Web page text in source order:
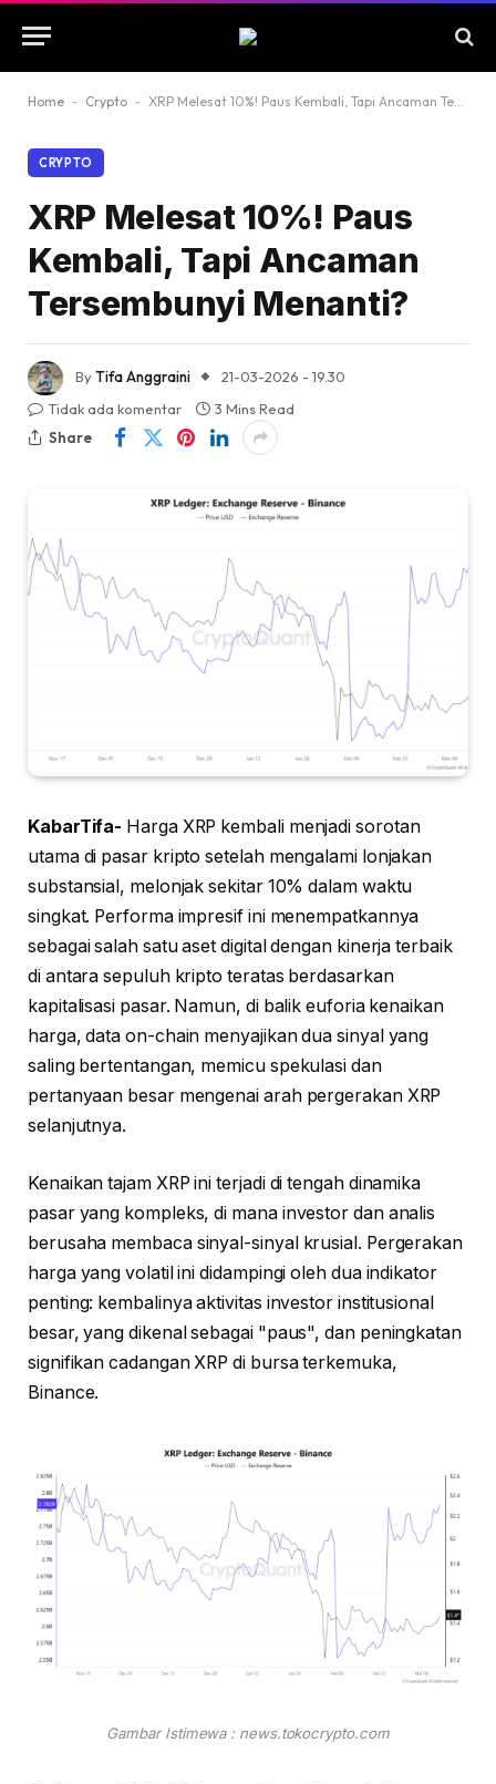
Home - Crypto - XRP Melesat 10%! Paus Kembali, Tapi Ancaman Tersembunyi Menanti?
CRYPTO
XRP Melesat 10%! Paus
Kembali, Tapi Ancaman
Tersembunyi Menanti?
ByTifa Anggraini
21-03-2026 - 19.30
Tidak ada komentar
3 Mins Read
Share
KabarTifa- Harga XRP kembali menjadi sorotan
utama di pasar kripto setelah mengalami lonjakan
substansial, melonjak sekitar 10% dalam waktu
singkat. Performa impresif ini menempatkannya
sebagai salah satu aset digital dengan kinerja terbaik
di antara sepuluh kripto teratas berdasarkan
kapitalisasi pasar. Namun, di balik euforia kenaikan
harga, data on-chain menyajikan dua sinyal yang
saling bertentangan, memicu spekulasi dan
pertanyaan besar mengenai arah pergerakan XRP
selanjutnya.
Kenaikan tajam XRP ini terjadi di tengah dinamika
pasar yang kompleks, di mana investor dan analis
berusaha membaca sinyal-sinyal krusial. Pergerakan
harga yang volatil ini didampingi oleh dua indikator
penting: kembalinya aktivitas investor institusional
besar, yang dikenal sebagai "paus", dan peningkatan
signifikan cadangan XRP di bursa terkemuka,
Binance.
Gambar Istimewa : news.tokocrypto.com